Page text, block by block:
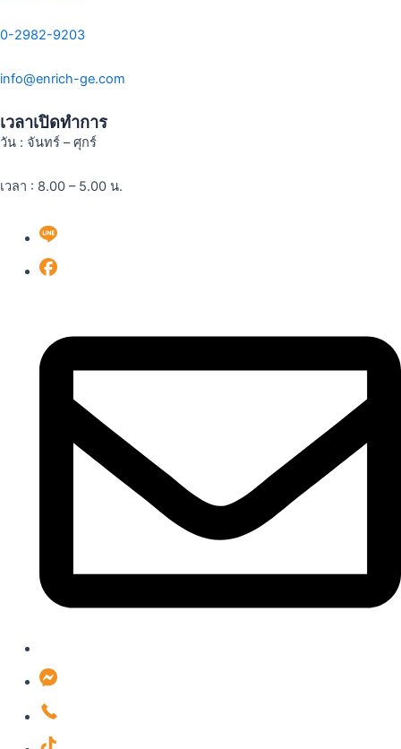
0-2982-9203
info@enrich-ge.com
เวลาเปิดทำการ
วัน : จันทร์ – ศุกร์
เวลา : 8.00 – 5.00 น.